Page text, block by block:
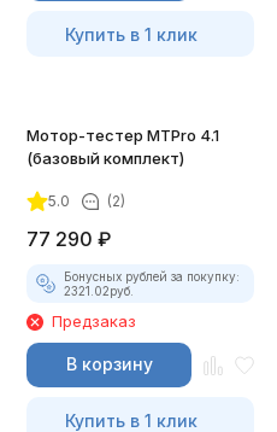
Купить в 1 клик
Мотор-тестер MTPro 4.1
(базовый комплект)
5.0 (2)
77 290 ₽
Бонусных рублей за покупку:
2321.02руб.
Предзаказ
В корзину
Купить в 1 клик